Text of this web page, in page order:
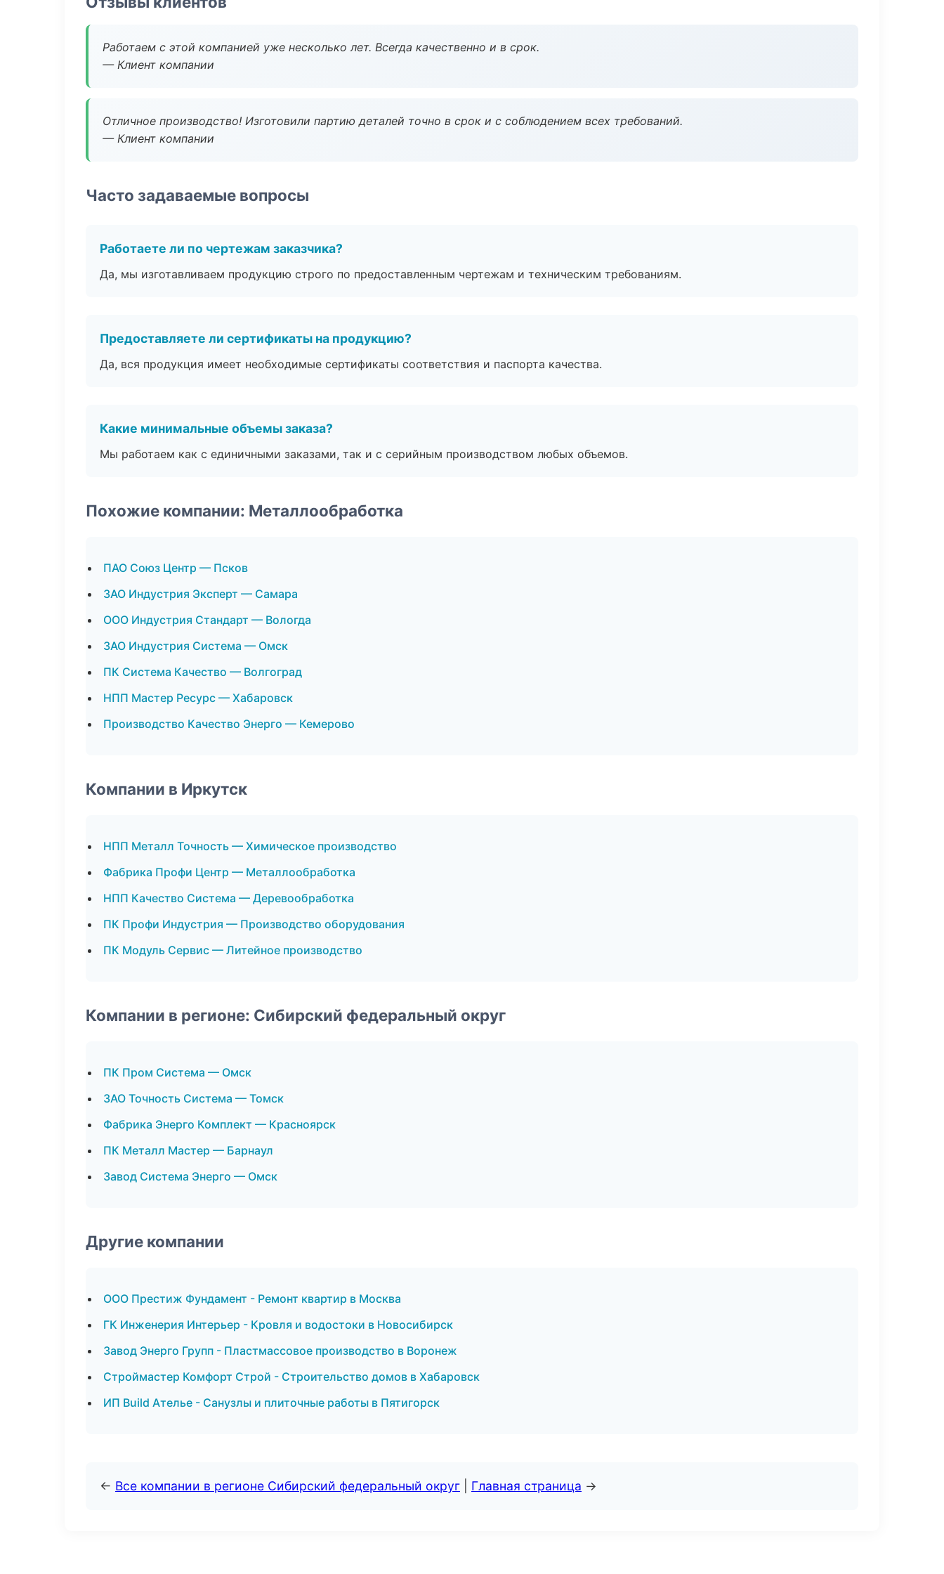
Работаем с этой компанией уже несколько лет. Всегда качественно и в срок.
— Клиент компании
Отличное производство! Изготовили партию деталей точно в срок и с соблюдением всех требований.
— Клиент компании
Часто задаваемые вопросы
Работаете ли по чертежам заказчика?
Да, мы изготавливаем продукцию строго по предоставленным чертежам и техническим требованиям.
Предоставляете ли сертификаты на продукцию?
Да, вся продукция имеет необходимые сертификаты соответствия и паспорта качества.
Какие минимальные объемы заказа?
Мы работаем как с единичными заказами, так и с серийным производством любых объемов.
Похожие компании: Металлообработка
ПАО Союз Центр — Псков
ЗАО Индустрия Эксперт — Самара
ООО Индустрия Стандарт — Вологда
ЗАО Индустрия Система — Омск
ПК Система Качество — Волгоград
НПП Мастер Ресурс — Хабаровск
Производство Качество Энерго — Кемерово
Компании в Иркутск
НПП Металл Точность — Химическое производство
Фабрика Профи Центр — Металлообработка
НПП Качество Система — Деревообработка
ПК Профи Индустрия — Производство оборудования
ПК Модуль Сервис — Литейное производство
Компании в регионе: Сибирский федеральный округ
ПК Пром Система — Омск
ЗАО Точность Система — Томск
Фабрика Энерго Комплект — Красноярск
ПК Металл Мастер — Барнаул
Завод Система Энерго — Омск
Другие компании
ООО Престиж Фундамент - Ремонт квартир в Москва
ГК Инженерия Интерьер - Кровля и водостоки в Новосибирск
Завод Энерго Групп - Пластмассовое производство в Воронеж
Строймастер Комфорт Строй - Строительство домов в Хабаровск
ИП Build Ателье - Санузлы и плиточные работы в Пятигорск
← Все компании в регионе Сибирский федеральный округ Главная страница →